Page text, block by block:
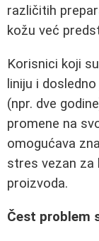
različitih
kožu već
Korisnici koji
liniju i
(npr. dve
promene na
omogućava
stres vezan za
proizvoda.
Čest problem